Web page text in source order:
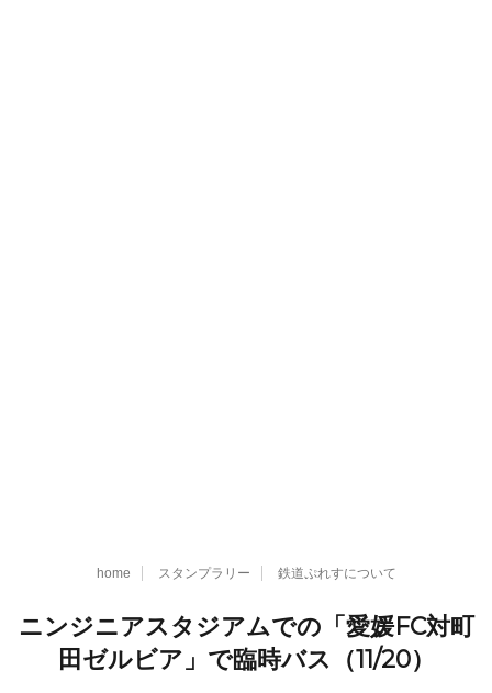
home スタンプラリー 鉄道ぷれすについて
ニンジニアスタジアムでの「愛媛FC対町
田ゼルビア」で臨時バス（11/20）